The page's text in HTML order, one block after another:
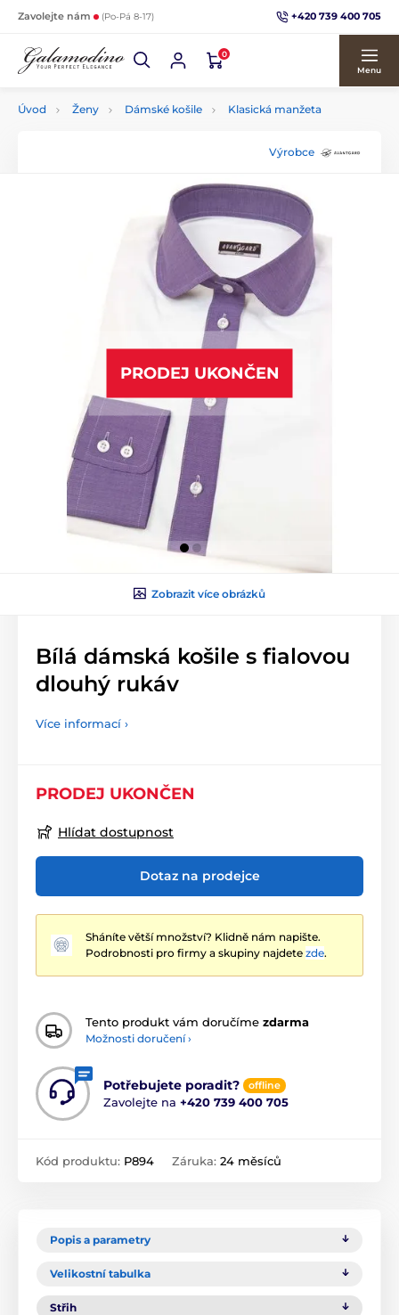
Zavolejte nám (Po-Pá 8-17) +420 739 400 705
0
Menu
Úvod Ženy Dámské košile Klasická manžeta
Výrobce
PRODEJ UKONČEN
Zobrazit více obrázků
Bílá dámská košile s fialovou
dlouhý rukáv
Více informací ›
PRODEJ UKONČEN
Hlídat dostupnost
Dotaz na prodejce
Sháníte větší množství? Klidně nám napište.
Podrobnosti pro firmy a skupiny najdete zde.
Tento produkt vám doručíme zdarma
Možnosti doručení ›
Potřebujete poradit? offline
Zavolejte na +420 739 400 705
Kód produktu: P894 Záruka: 24 měsíců
Popis a parametry
Velikostní tabulka
Střih